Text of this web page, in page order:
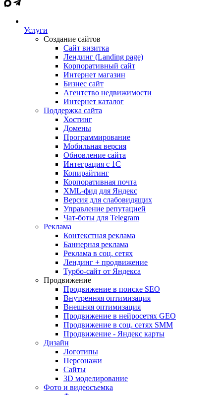
Услуги
Создание сайтов
Сайт визитка
Лендинг (Landing page)
Корпоративный сайт
Интернет магазин
Бизнес сайт
Агентство недвижимости
Интернет каталог
Поддержка сайта
Хостинг
Домены
Программирование
Мобильная версия
Обновление сайта
Интеграция с 1С
Копирайтинг
Корпоративная почта
XML-фид для Яндекс
Версия для слабовидящих
Управление репутацией
Чат-боты для Telegram
Реклама
Контекстная реклама
Баннерная реклама
Реклама в соц. сетях
Лендинг + продвижение
Турбо-сайт от Яндекса
Продвижение
Продвижение в поиске SEO
Внутренняя оптимизация
Внешняя оптимизация
Продвижение в нейросетях GEO
Продвижение в соц. сетях SMM
Продвижение - Яндекс карты
Дизайн
Логотипы
Персонажи
Сайты
3D моделирование
Фото и видеосъемка